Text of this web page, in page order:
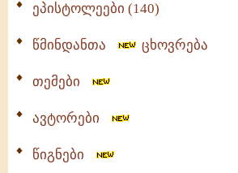
ეპისტოლეები (140)
წმინდანთა ცხოვრება
თემები
ავტორები
წიგნები